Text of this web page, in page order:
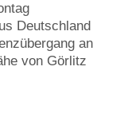
Deutschland
an
von Görlitz